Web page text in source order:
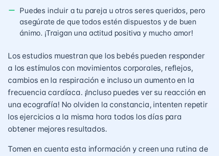
Puedes incluir a tu pareja u otros seres queridos, pero
asegúrate de que todos estén dispuestos y de buen
ánimo. ¡Traigan una actitud positiva y mucho amor!
Los estudios muestran que los bebés pueden responder
a los estímulos con movimientos corporales, reflejos,
cambios en la respiración e incluso un aumento en la
frecuencia cardíaca. ¡Incluso puedes ver su reacción en
una ecografía! No olviden la constancia, intenten repetir
los ejercicios a la misma hora todos los días para
obtener mejores resultados.
Tomen en cuenta esta información y creen una rutina de